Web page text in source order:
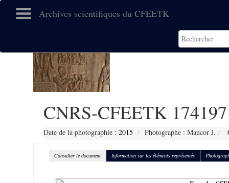
Archives scientifiques du CFEETK
CNRS-CFEETK 174197
Date de la photographie : 2015 Photographe : Maucor J.
Consulter le document Information sur les éléments représentés